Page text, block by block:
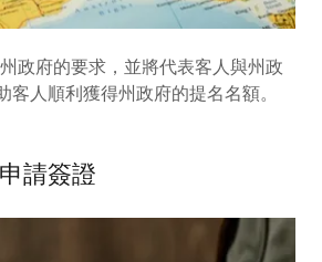
政府的要求，並將代表客人與州政
客人順利獲得州政府的提名名額。
請簽證